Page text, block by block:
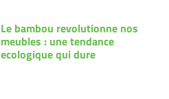
Le bambou revolutionne nos
meubles : une tendance
ecologique qui dure